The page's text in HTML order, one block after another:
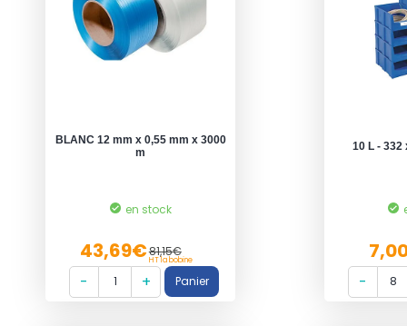
BLANC 12 mm x 0,55 mm x 3000
m
en stock
43,69€81,15€
HT la bobine
10 L - 332